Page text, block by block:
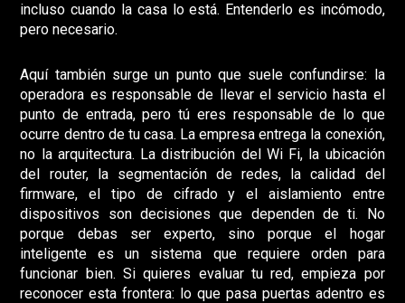
incluso cuando la casa lo está. Entenderlo es incómodo,
pero necesario.
Aquí también surge un punto que suele confundirse: la
operadora es responsable de llevar el servicio hasta el
punto de entrada, pero tú eres responsable de lo que
ocurre dentro de tu casa. La empresa entrega la conexión,
no la arquitectura. La distribución del Wi Fi, la ubicación
del router, la segmentación de redes, la calidad del
firmware, el tipo de cifrado y el aislamiento entre
dispositivos son decisiones que dependen de ti. No
porque debas ser experto, sino porque el hogar
inteligente es un sistema que requiere orden para
funcionar bien. Si quieres evaluar tu red, empieza por
reconocer esta frontera: lo que pasa puertas adentro es